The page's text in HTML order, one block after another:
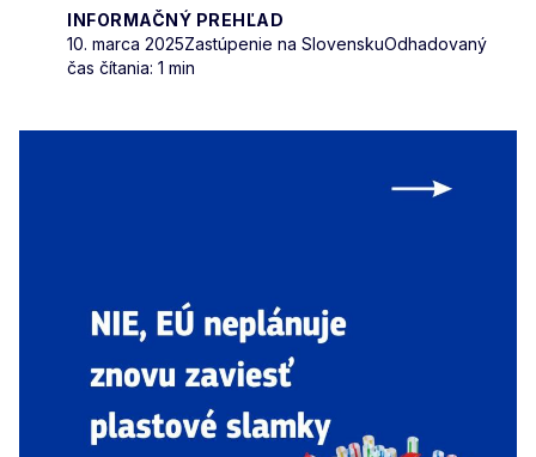
INFORMAČNÝ PREHĽAD
10. marca 2025Zastúpenie na SlovenskuOdhadovaný
čas čítania: 1 min